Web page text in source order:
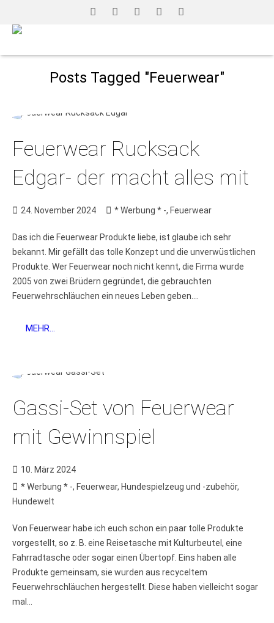
Posts Tagged "Feuerwear"
Feuerwear Rucksack
Edgar- der macht alles mit
24. November 2024 * Werbung * -, Feuerwear
Das ich die Feuerwear Produkte liebe, ist glaube ich sehr
bekannt. Mir gefällt das tolle Konzept und die unverwüstlichen
Produkte. Wer Feuerwear noch nicht kennt, die Firma wurde
2005 von zwei Brüdern gegründet, die gebrauchten
Feuerwehrschläuchen ein neues Leben geben....
MEHR...
Gassi-Set von Feuerwear
mit Gewinnspiel
10. März 2024
* Werbung * -, Feuerwear, Hundespielzeug und -zubehör,
Hundewelt
Von Feuerwear habe ich euch schon ein paar tolle Produkte
vorgestellt, so z. B. eine Reisetasche mit Kulturbeutel, eine
Fahrradtasche oder sogar einen Übertopf. Eins haben alle
Produkte gemeinsam, sie wurden aus recyceltem
Feuerwehrschläuchen hergestellt. Diese haben vielleicht sogar
mal...